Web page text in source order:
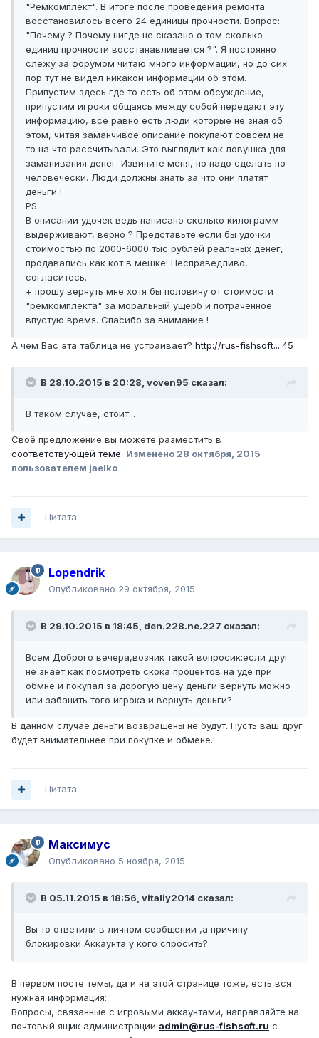
"Ремкомплект". В итоге после проведения ремонта
восстановилось всего 24 единицы прочности. Вопрос:
"Почему ? Почему нигде не сказано о том сколько
единиц прочности восстанавливается ?". Я постоянно
слежу за форумом читаю много информации, но до сих
пор тут не видел никакой информации об этом.
Припустим здесь где то есть об этом обсуждение,
припустим игроки общаясь между собой передают эту
информацию, все равно есть люди которые не зная об
этом, читая заманчивое описание покупают совсем не
то на что рассчитывали. Это выглядит как ловушка для
заманивания денег. Извините меня, но надо сделать по-
человечески. Люди должны знать за что они платят
деньги !
PS
В описании удочек ведь написано сколько килограмм
выдерживают, верно ? Представьте если бы удочки
стоимостью по 2000-6000 тыс рублей реальных денег,
продавались как кот в мешке! Несправедливо,
согласитесь.
+ прошу вернуть мне хотя бы половину от стоимости
"ремкомплекта" за моральный ущерб и потраченное
впустую время. Спасибо за внимание !
А чем Вас эта таблица не устраивает? http://rus-fishsoft....45
В 28.10.2015 в 20:28, voven95 сказал:
В таком случае, стоит...
Своё предложение вы можете разместить в
соответствующей теме. Изменено 28 октября, 2015
пользователем jaelko
Цитата
Lopendrik
Опубликовано 29 октября, 2015
В 29.10.2015 в 18:45, den.228.ne.227 сказал:
Всем Доброго вечера,возник такой вопросик:если друг
не знает как посмотреть скока процентов на уде при
обмне и покупал за дорогую цену деньги вернуть можно
или забанить того игрока и вернуть деньги?
В данном случае деньги возвращены не будут. Пусть ваш друг
будет внимательнее при покупке и обмене.
Цитата
Максимус
Опубликовано 5 ноября, 2015
В 05.11.2015 в 18:56, vitaliy2014 сказал:
Вы то ответили в личном сообщении ,а причину
блокировки Аккаунта у кого спросить?
В первом посте темы, да и на этой странице тоже, есть вся
нужная информация:
Вопросы, связанные с игровыми аккаунтами, направляйте на
почтовый ящик администрации admin@rus-fishsoft.ru с